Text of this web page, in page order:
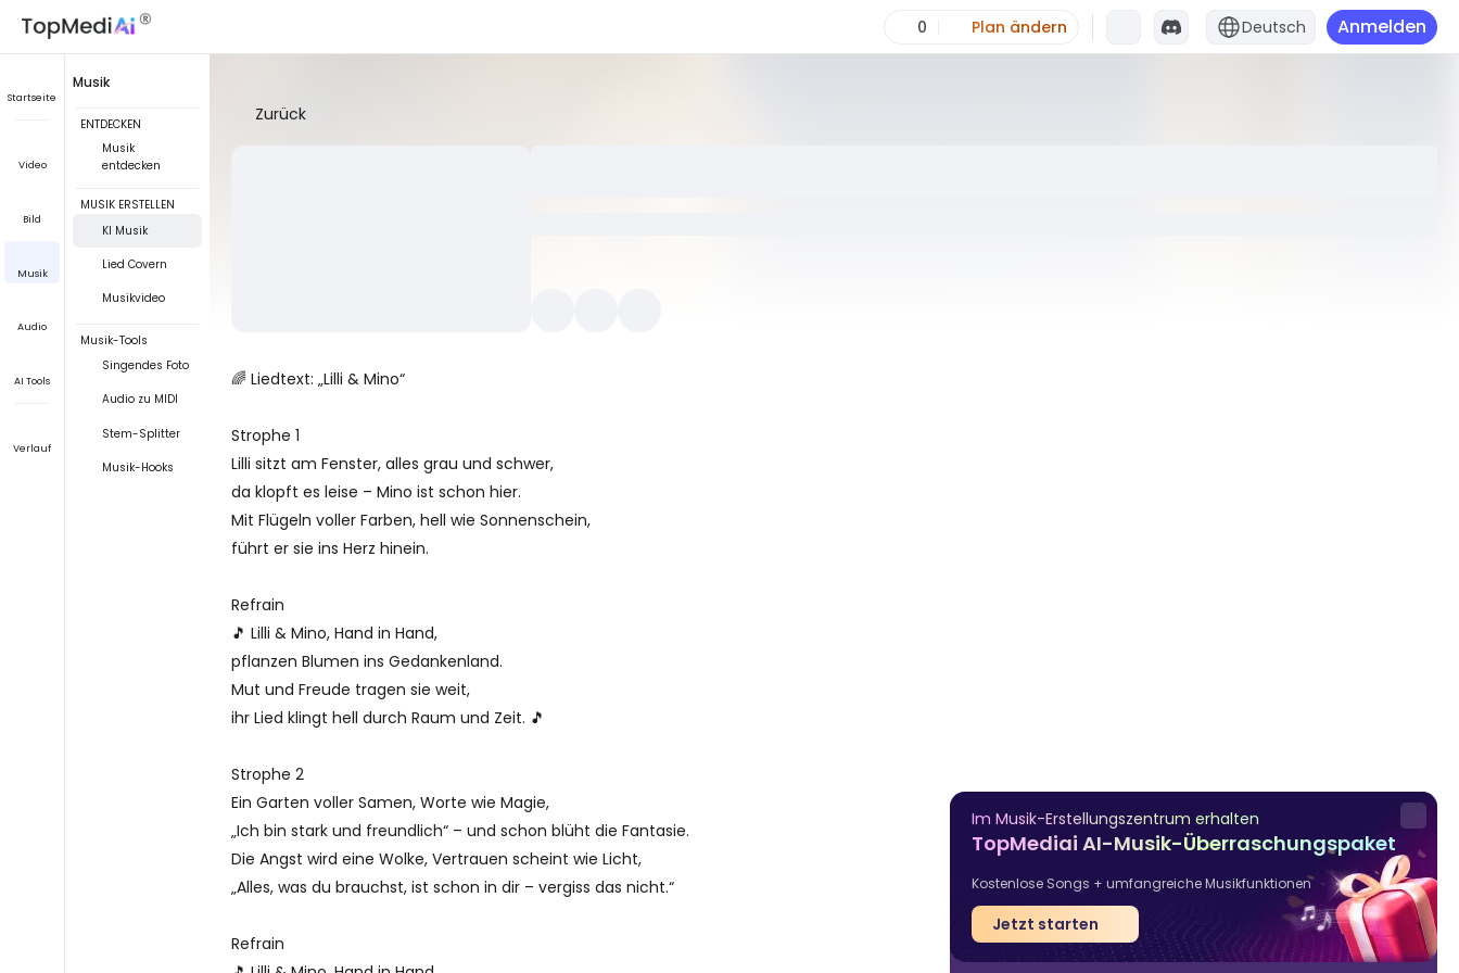
0 Plan ändern Deutsch Anmelden
Startseite
Video
Bild
Musik
Audio
AI Tools
Verlauf
Musik
ENTDECKEN
Musik
entdecken
MUSIK ERSTELLEN
KI Musik
Lied Covern
Musikvideo
Musik-Tools
Singendes Foto
Audio zu MIDI
Stem-Splitter
Musik-Hooks
Zurück
🌈 Liedtext: „Lilli & Mino“
Strophe 1
Lilli sitzt am Fenster, alles grau und schwer,
da klopft es leise – Mino ist schon hier.
Mit Flügeln voller Farben, hell wie Sonnenschein,
führt er sie ins Herz hinein.
Refrain
🎵 Lilli & Mino, Hand in Hand,
pflanzen Blumen ins Gedankenland.
Mut und Freude tragen sie weit,
ihr Lied klingt hell durch Raum und Zeit. 🎵
Strophe 2
Ein Garten voller Samen, Worte wie Magie,
„Ich bin stark und freundlich“ – und schon blüht die Fantasie.
Die Angst wird eine Wolke, Vertrauen scheint wie Licht,
„Alles, was du brauchst, ist schon in dir – vergiss das nicht.“
Refrain
Im Musik-Erstellungszentrum erhalten
TopMediai AI-Musik-Überraschungspaket
Kostenlose Songs + umfangreiche Musikfunktionen
Jetzt starten